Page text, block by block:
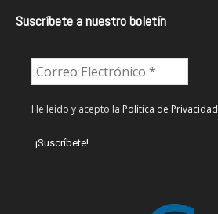
Suscríbete a nuestro boletín
He leído y acepto la Política de Privacidad